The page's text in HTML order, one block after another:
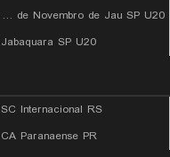
EC XV de Novembro de Jau SP U20
Jabaquara SP U20
SC Internacional RS
CA Paranaense PR